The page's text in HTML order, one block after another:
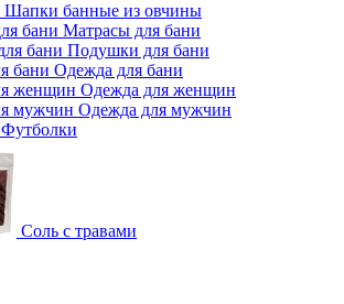
Шапки банные из овчины
Матрасы для бани
Подушки для бани
Одежда для бани
Одежда для женщин
Одежда для мужчин
Футболки
Соль с травами